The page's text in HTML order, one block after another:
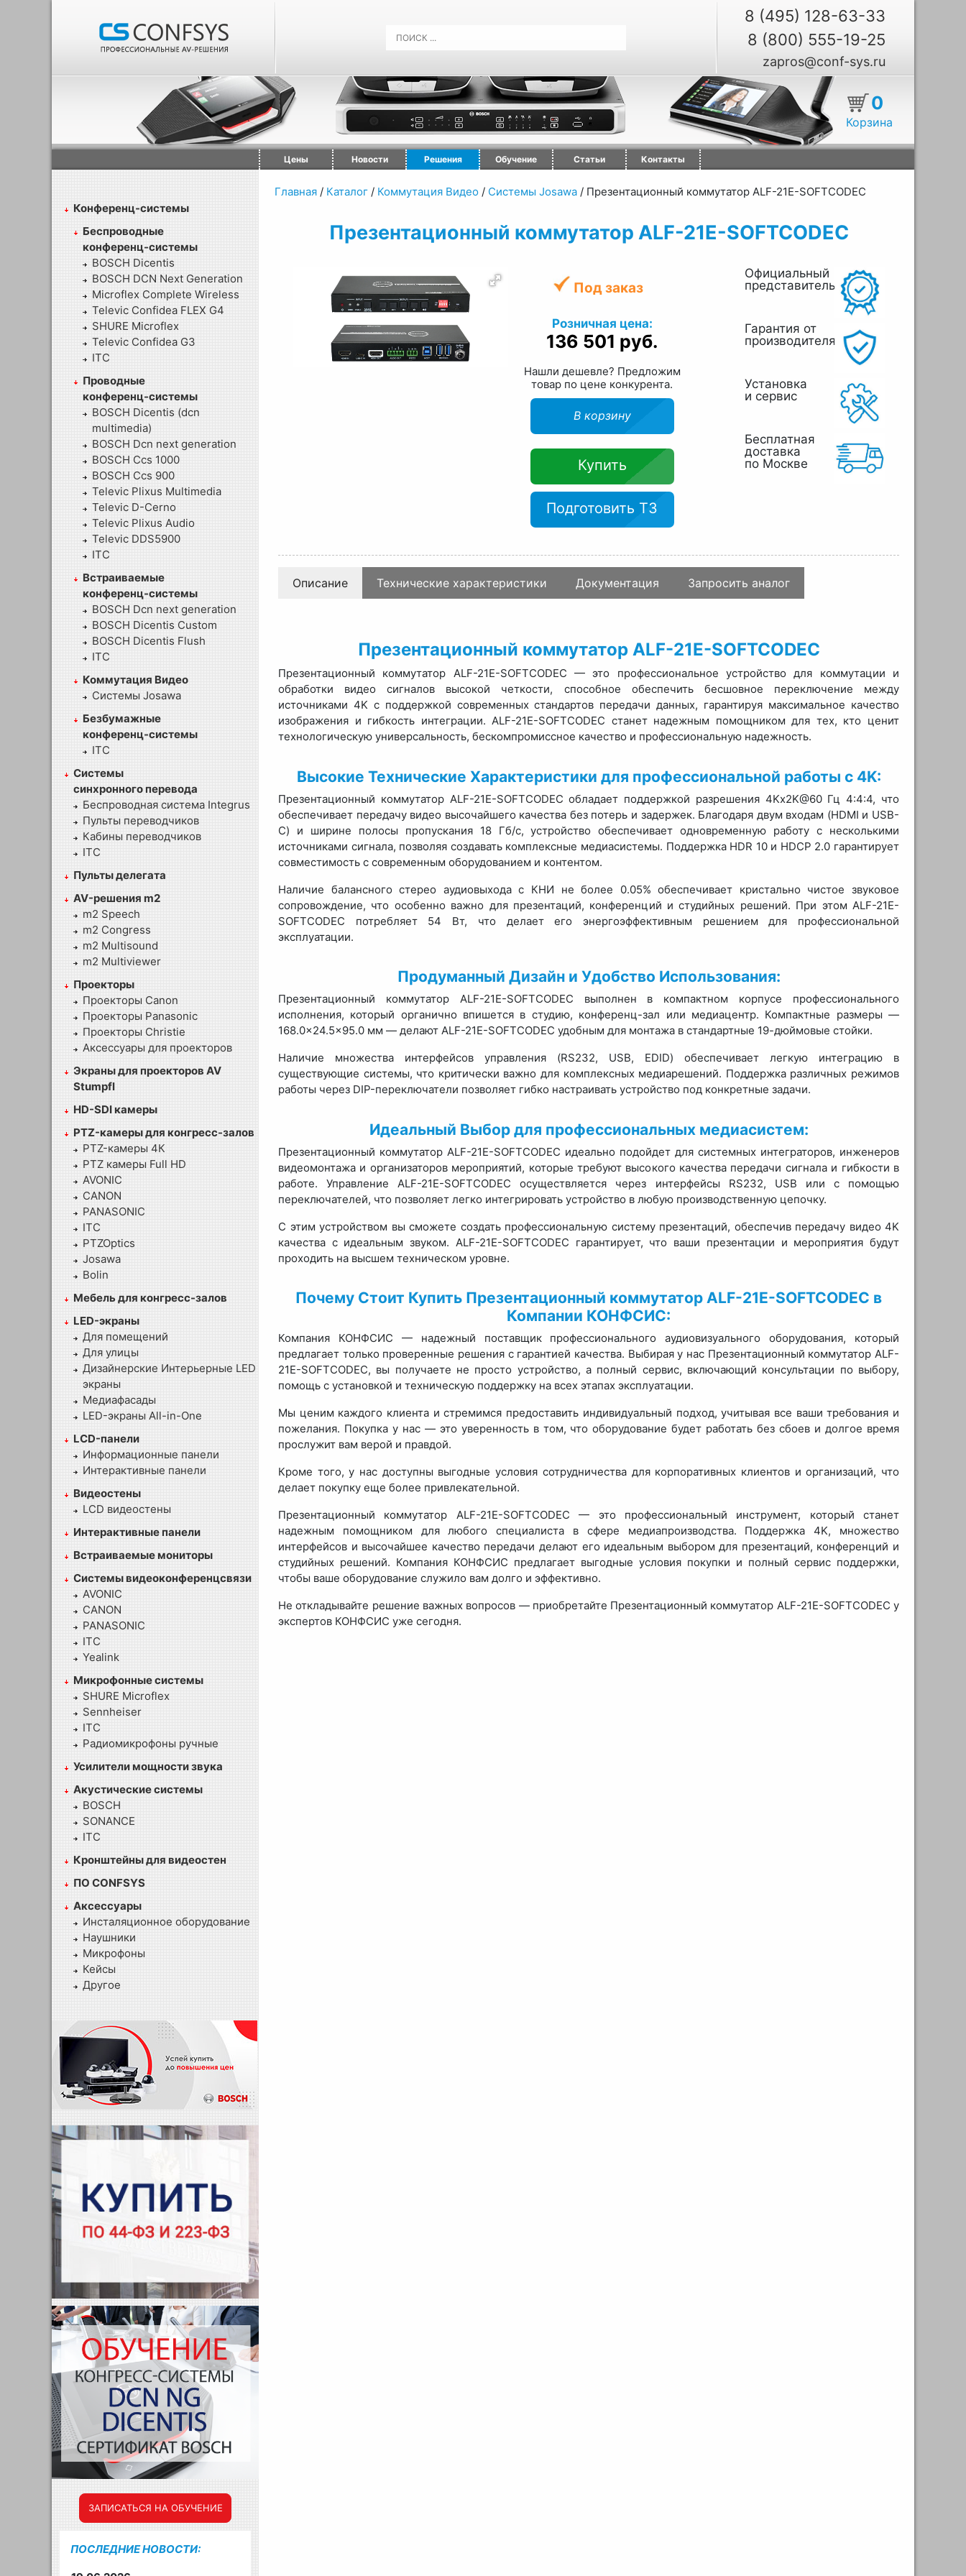
8 (495) 128-63-33
8 (800) 555-19-25
zapros@conf-sys.ru
0
Корзина
Цены Новости Решения Обучение Статьи Контакты
Конференц-системы
Беспроводные
конференц-системы
BOSCH Dicentis
BOSCH DCN Next Generation
Microflex Complete Wireless
Televic Confidea FLEX G4
SHURE Microflex
Televic Confidea G3
ITC
Проводные
конференц-системы
BOSCH Dicentis (dcn
multimedia)
BOSCH Dcn next generation
BOSCH Ccs 1000
BOSCH Ccs 900
Televic Plixus Multimedia
Televic D-Cerno
Televic Plixus Audio
Televic DDS5900
ITC
Встраиваемые
конференц-системы
BOSCH Dcn next generation
BOSCH Dicentis Custom
BOSCH Dicentis Flush
ITC
Коммутация Видео
Системы Josawa
Безбумажные
конференц-системы
ITC
Системы
синхронного перевода
Беспроводная система Integrus
Пульты переводчиков
Кабины переводчиков
ITC
Пульты делегата
AV-решения m2
m2 Speech
m2 Congress
m2 Multisound
m2 Multiviewer
Проекторы
Проекторы Canon
Проекторы Panasonic
Проекторы Christie
Аксессуары для проекторов
Экраны для проекторов AV
Stumpfl
HD-SDI камеры
PTZ-камеры для конгресс-залов
PTZ-камеры 4К
PTZ камеры Full HD
AVONIC
CANON
PANASONIC
ITC
PTZOptics
Josawa
Bolin
Мебель для конгресс-залов
LED-экраны
Для помещений
Для улицы
Дизайнерские Интерьерные LED
экраны
Медиафасады
LED-экраны All-in-One
LCD-панели
Информационные панели
Интерактивные панели
Видеостены
LCD видеостены
Интерактивные панели
Встраиваемые мониторы
Системы видеоконференцсвязи
AVONIC
CANON
PANASONIC
ITC
Yealink
Микрофонные системы
SHURE Microflex
Sennheiser
ITC
Радиомикрофоны ручные
Усилители мощности звука
Акустические системы
BOSCH
SONANCE
ITC
Кронштейны для видеостен
ПО CONFSYS
Аксессуары
Инсталяционное оборудование
Наушники
Микрофоны
Кейсы
Другое
ЗАПИСАТЬСЯ НА ОБУЧЕНИЕ
ПОСЛЕДНИЕ НОВОСТИ:
Главная / Каталог / Коммутация Видео / Системы Josawa / Презентационный коммутатор ALF-21E-SOFTCODEC
Презентационный коммутатор ALF-21E-SOFTCODEC
Под заказ
Розничная цена:
136 501 руб.
Нашли дешевле? Предложим
товар по цене конкурента.
В корзину
Купить
Подготовить ТЗ
Официальный
представитель
Гарантия от
производителя
Установка
и сервис
Бесплатная
доставка
по Москве
Описание Технические характеристики Документация Запросить аналог
Презентационный коммутатор ALF-21E-SOFTCODEC
Презентационный коммутатор ALF-21E-SOFTCODEC — это профессиональное устройство для коммутации и
обработки видео сигналов высокой четкости, способное обеспечить бесшовное переключение между
источниками 4K с поддержкой современных стандартов передачи данных, гарантируя максимальное качество
изображения и гибкость интеграции. ALF-21E-SOFTCODEC станет надежным помощником для тех, кто ценит
технологическую универсальность, бескомпромиссное качество и профессиональную надежность.
Высокие Технические Характеристики для профессиональной работы с 4K:
Презентационный коммутатор ALF-21E-SOFTCODEC обладает поддержкой разрешения 4Kx2K@60 Гц 4:4:4, что
обеспечивает передачу видео высочайшего качества без потерь и задержек. Благодаря двум входам (HDMI и USB-
C) и ширине полосы пропускания 18 Гб/с, устройство обеспечивает одновременную работу с несколькими
источниками сигнала, позволяя создавать комплексные медиасистемы. Поддержка HDR 10 и HDCP 2.0 гарантирует
совместимость с современным оборудованием и контентом.
Наличие балансного стерео аудиовыхода с КНИ не более 0.05% обеспечивает кристально чистое звуковое
сопровождение, что особенно важно для презентаций, конференций и студийных решений. При этом ALF-21E-
SOFTCODEC потребляет 54 Вт, что делает его энергоэффективным решением для профессиональной
эксплуатации.
Продуманный Дизайн и Удобство Использования:
Презентационный коммутатор ALF-21E-SOFTCODEC выполнен в компактном корпусе профессионального
исполнения, который органично впишется в студию, конференц-зал или медиацентр. Компактные размеры —
168.0×24.5×95.0 мм — делают ALF-21E-SOFTCODEC удобным для монтажа в стандартные 19-дюймовые стойки.
Наличие множества интерфейсов управления (RS232, USB, EDID) обеспечивает легкую интеграцию в
существующие системы, что критически важно для комплексных медиарешений. Поддержка различных режимов
работы через DIP-переключатели позволяет гибко настраивать устройство под конкретные задачи.
Идеальный Выбор для профессиональных медиасистем:
Презентационный коммутатор ALF-21E-SOFTCODEC идеально подойдет для системных интеграторов, инженеров
видеомонтажа и организаторов мероприятий, которые требуют высокого качества передачи сигнала и гибкости в
работе. Управление ALF-21E-SOFTCODEC осуществляется через интерфейсы RS232, USB или с помощью
переключателей, что позволяет легко интегрировать устройство в любую производственную цепочку.
С этим устройством вы сможете создать профессиональную систему презентаций, обеспечив передачу видео 4K
качества с идеальным звуком. ALF-21E-SOFTCODEC гарантирует, что ваши презентации и мероприятия будут
проходить на высшем техническом уровне.
Почему Стоит Купить Презентационный коммутатор ALF-21E-SOFTCODEC в
Компании КОНФСИС:
Компания КОНФСИС — надежный поставщик профессионального аудиовизуального оборудования, который
предлагает только проверенные решения с гарантией качества. Выбирая у нас Презентационный коммутатор ALF-
21E-SOFTCODEC, вы получаете не просто устройство, а полный сервис, включающий консультации по выбору,
помощь с установкой и техническую поддержку на всех этапах эксплуатации.
Мы ценим каждого клиента и стремимся предоставить индивидуальный подход, учитывая все ваши требования и
пожелания. Покупка у нас — это уверенность в том, что оборудование будет работать без сбоев и долгое время
прослужит вам верой и правдой.
Кроме того, у нас доступны выгодные условия сотрудничества для корпоративных клиентов и организаций, что
делает покупку еще более привлекательной.
Презентационный коммутатор ALF-21E-SOFTCODEC — это профессиональный инструмент, который станет
надежным помощником для любого специалиста в сфере медиапроизводства. Поддержка 4K, множество
интерфейсов и высочайшее качество передачи делают его идеальным выбором для презентаций, конференций и
студийных решений. Компания КОНФСИС предлагает выгодные условия покупки и полный сервис поддержки,
чтобы ваше оборудование служило вам долго и эффективно.
Не откладывайте решение важных вопросов — приобретайте Презентационный коммутатор ALF-21E-SOFTCODEC у
экспертов КОНФСИС уже сегодня.